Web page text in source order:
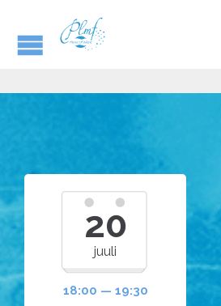
20
juuli
18:00 — 19:30